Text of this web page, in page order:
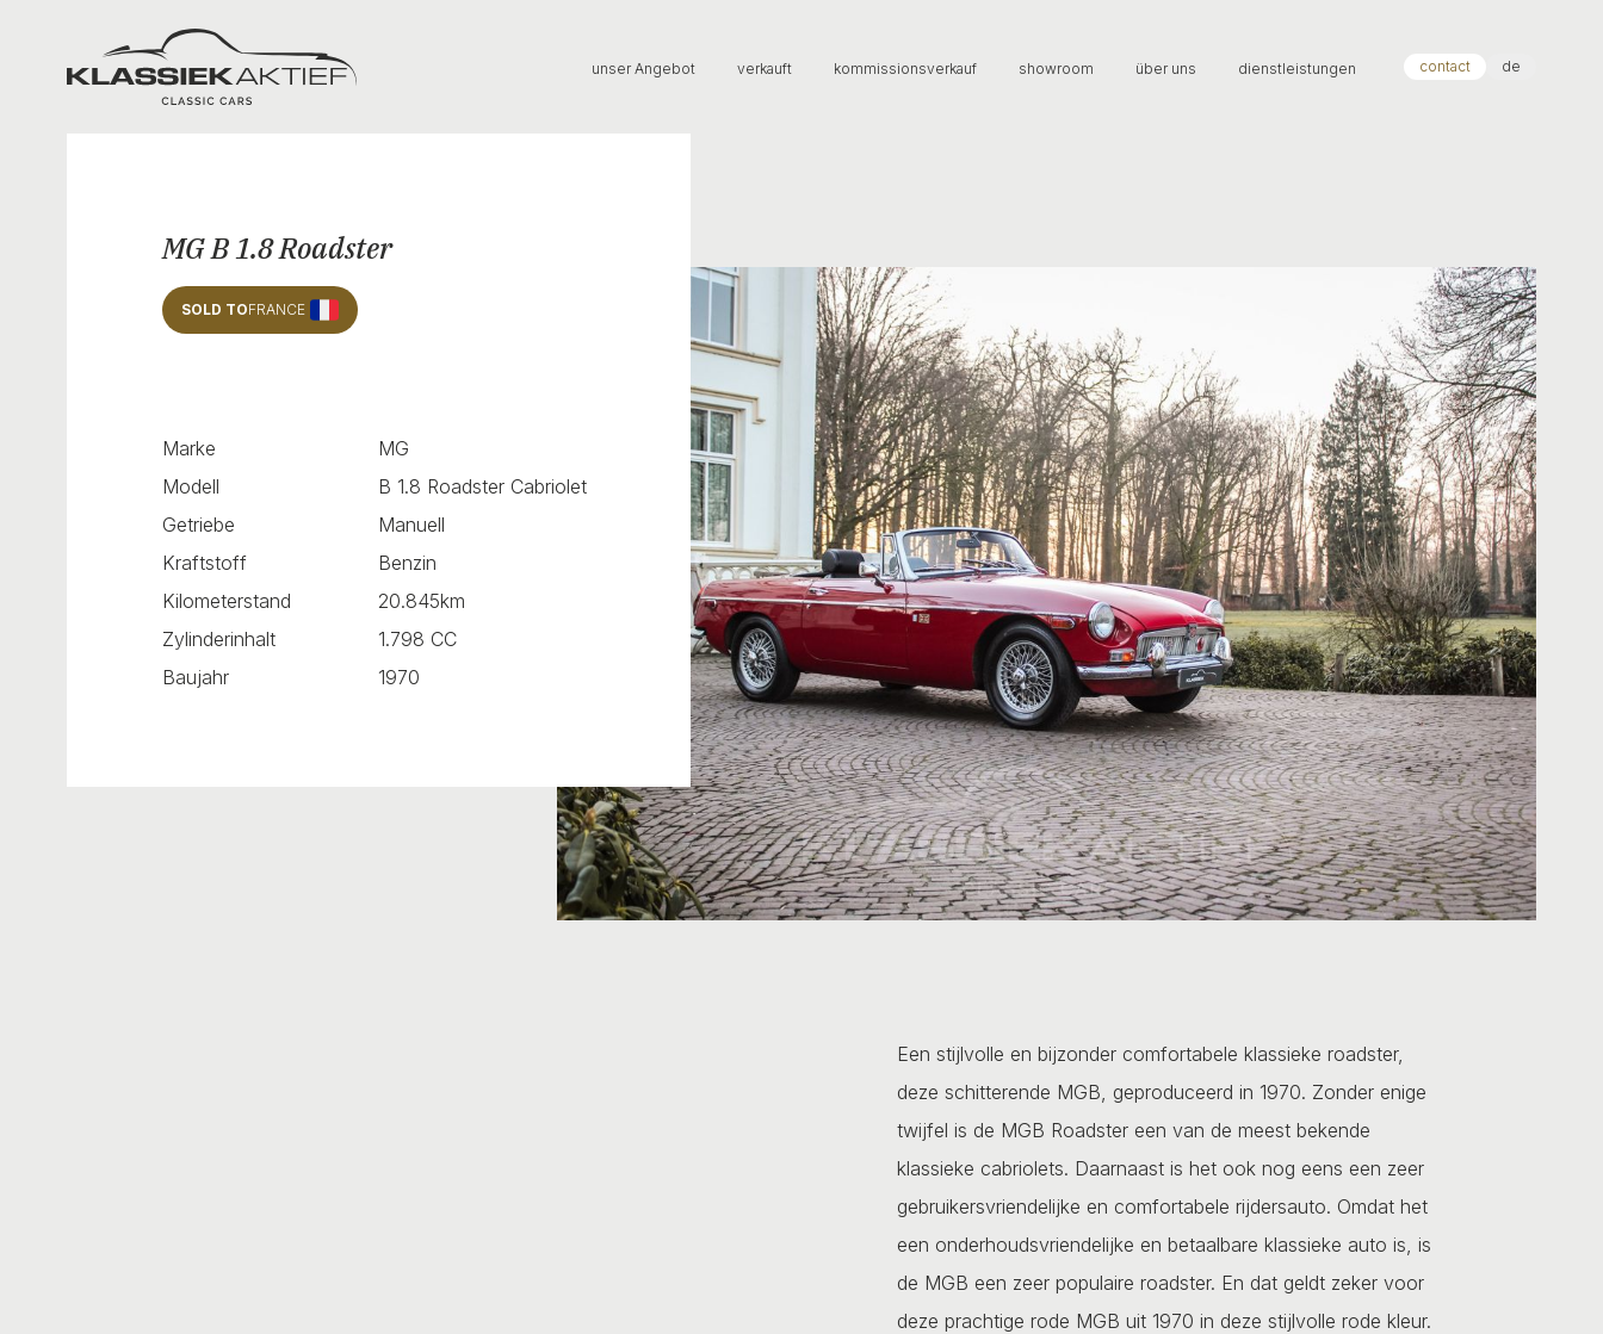
Klassiek Aktief
unser Angebot verkauft kommissionsverkauf showroom über uns dienstleistungen contact de
MG B 1.8 Roadster
SOLD TOFRANCE
Marke
MG
Modell
B 1.8 Roadster Cabriolet
Getriebe
Manuell
Kraftstoff
Benzin
Kilometerstand
20.845km
Zylinderinhalt
1.798 CC
Baujahr
1970
Een stijlvolle en bijzonder comfortabele klassieke roadster,
deze schitterende MGB, geproduceerd in 1970. Zonder enige
twijfel is de MGB Roadster een van de meest bekende
klassieke cabriolets. Daarnaast is het ook nog eens een zeer
gebruikersvriendelijke en comfortabele rijdersauto. Omdat het
een onderhoudsvriendelijke en betaalbare klassieke auto is, is
de MGB een zeer populaire roadster. En dat geldt zeker voor
deze prachtige rode MGB uit 1970 in deze stijlvolle rode kleur.